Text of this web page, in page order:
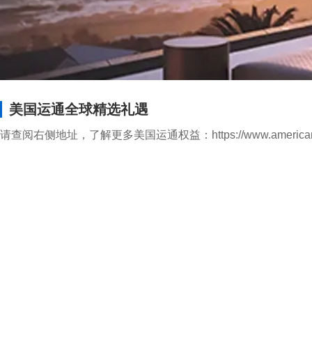
美国运通全球精选礼遇
请查阅右侧地址，了解更多美国运通权益：https://